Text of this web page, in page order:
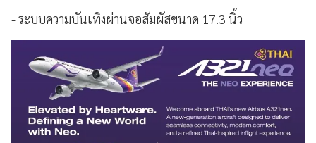
- ระบบความบันเทิงผ่านจอสัมผัสขนาด 17.3 นิ้ว